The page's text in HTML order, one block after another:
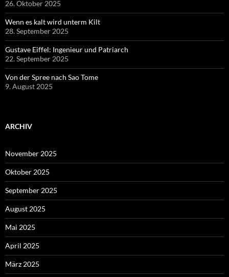
26. Oktober 2025
Wenn es kalt wird unterm Kilt
28. September 2025
Gustave Eiffel: Ingenieur und Patriarch
22. September 2025
Von der Spree nach Sao Tome
9. August 2025
ARCHIV
November 2025
Oktober 2025
September 2025
August 2025
Mai 2025
April 2025
März 2025